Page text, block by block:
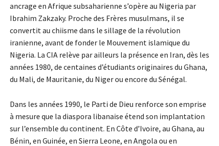
ancrage en Afrique subsaharienne s’opère au Nigeria par
Ibrahim Zakzaky. Proche des Frères musulmans, il se
convertit au chiisme dans le sillage de la révolution
iranienne, avant de fonder le Mouvement islamique du
Nigeria. La CIA relève par ailleurs la présence en Iran, dès les
années 1980, de centaines d’étudiants originaires du Ghana,
du Mali, de Mauritanie, du Niger ou encore du Sénégal.
Dans les années 1990, le Parti de Dieu renforce son emprise
à mesure que la diaspora libanaise étend son implantation
sur l’ensemble du continent. En Côte d’Ivoire, au Ghana, au
Bénin, en Guinée, en Sierra Leone, en Angola ou en